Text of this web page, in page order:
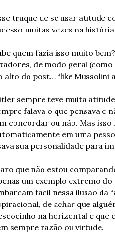
truque de se usar atitude
muitas vezes na
quem fazia isso muito
de modo geral (como
alto do post… “like Mussolini
sempre teve muita
falava o que pensava e
concordar ou não. Mas
em uma
sua personalidade para
que não estou
um exemplo extremo do
fácil nessa ilusão da
de achar que
na horizontal e que
sempre razão ou virtude.